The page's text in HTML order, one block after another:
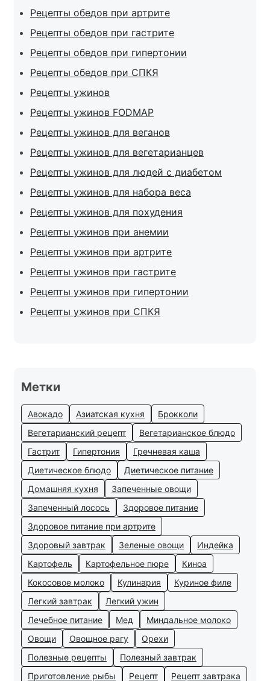
Рецепты обедов при артрите
Рецепты обедов при гастрите
Рецепты обедов при гипертонии
Рецепты обедов при СПКЯ
Рецепты ужинов
Рецепты ужинов FODMAP
Рецепты ужинов для веганов
Рецепты ужинов для вегетарианцев
Рецепты ужинов для людей с диабетом
Рецепты ужинов для набора веса
Рецепты ужинов для похудения
Рецепты ужинов при анемии
Рецепты ужинов при артрите
Рецепты ужинов при гастрите
Рецепты ужинов при гипертонии
Рецепты ужинов при СПКЯ
Метки
Авокадо Азиатская кухня
Брокколи
Вегетарианский рецепт
Вегетарианское блюдо
Гастрит
Гипертония
Гречневая каша
Диетическое блюдо
Диетическое питание
Домашняя кухня
Запеченные овощи
Запеченный лосось
Здоровое питание
Здоровое питание при артрите
Здоровый завтрак
Зеленые овощи
Индейка
Картофель
Картофельное пюре
Киноа
Кокосовое молоко
Кулинария
Куриное филе
Легкий завтрак
Легкий ужин
Лечебное питание
Мед
Миндальное молоко
Овощи
Овощное рагу
Орехи
Полезные рецепты
Полезный завтрак
Приготовление рыбы
Рецепт Рецепт завтрака